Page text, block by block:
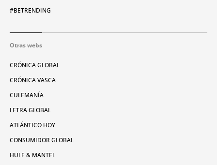
#BETRENDING
Otras webs
CRÓNICA GLOBAL
CRÓNICA VASCA
CULEMANÍA
LETRA GLOBAL
ATLÁNTICO HOY
CONSUMIDOR GLOBAL
HULE & MANTEL